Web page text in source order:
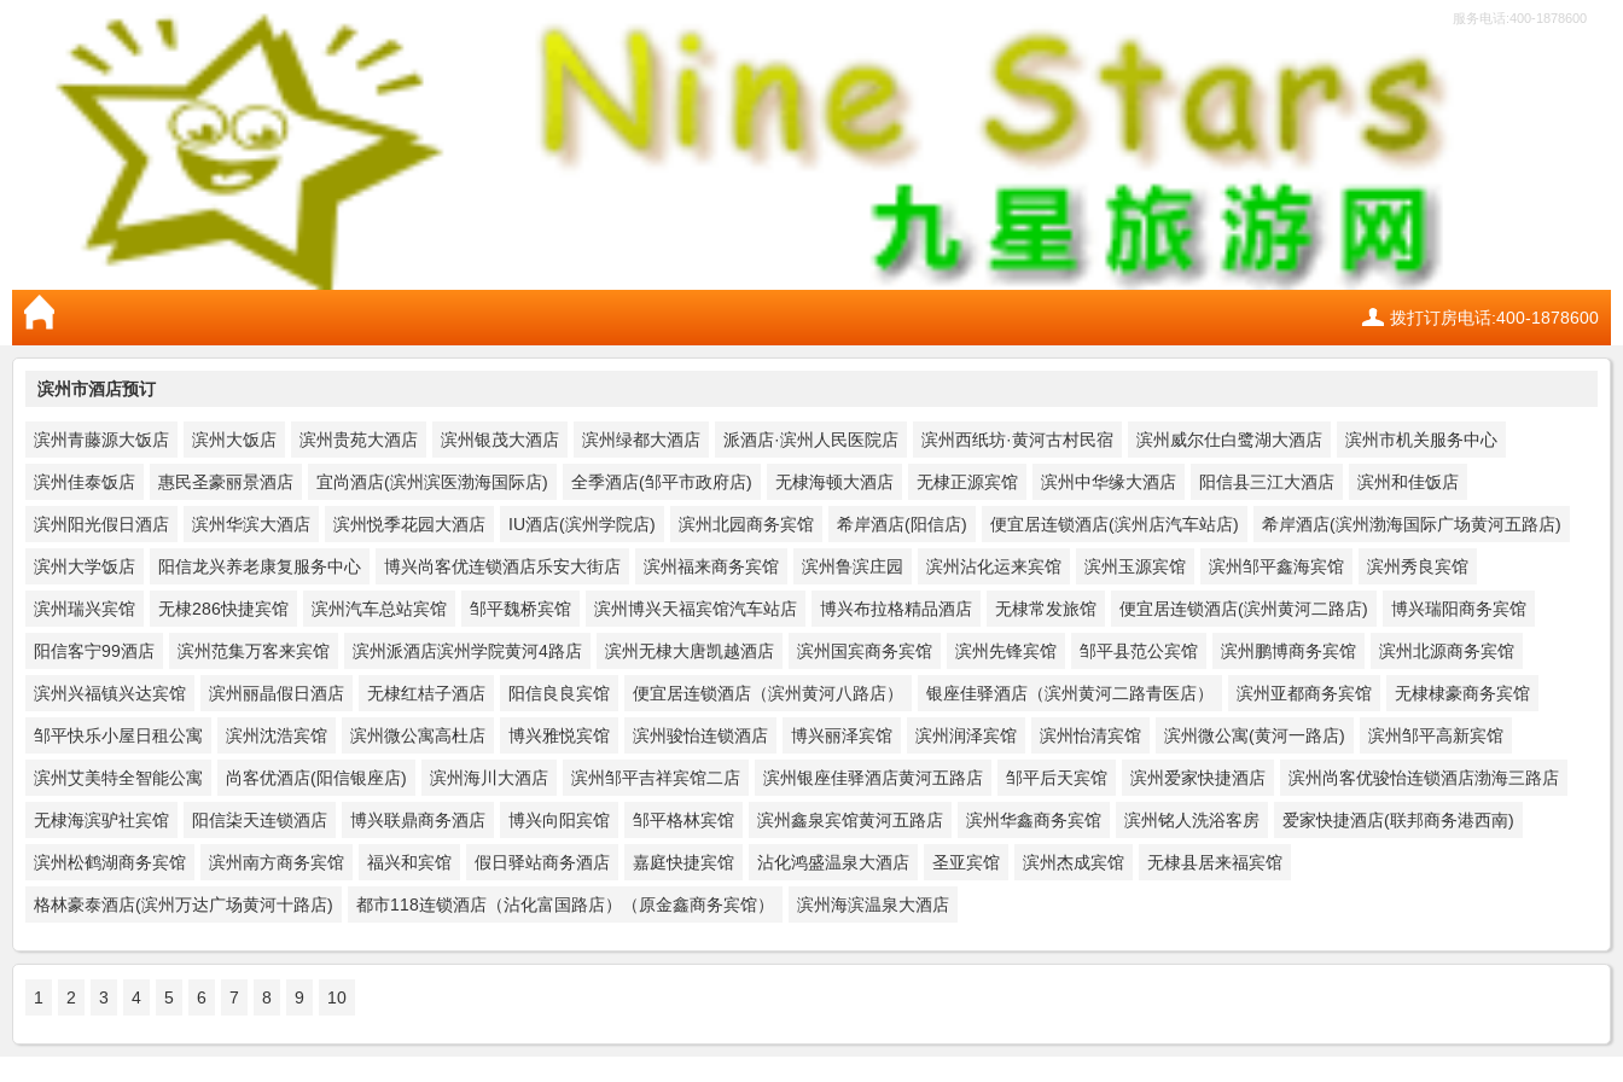
服务电话:400-1878600
拨打订房电话:400-1878600
滨州市酒店预订
滨州青藤源大饭店 滨州大饭店 滨州贵苑大酒店 滨州银茂大酒店 滨州绿都大酒店 派酒店·滨州人民医院店 滨州西纸坊·黄河古村民宿 滨州威尔仕白鹭湖大酒店 滨州市机关服务中心
滨州佳泰饭店 惠民圣豪丽景酒店 宜尚酒店(滨州滨医渤海国际店) 全季酒店(邹平市政府店) 无棣海顿大酒店 无棣正源宾馆 滨州中华缘大酒店 阳信县三江大酒店 滨州和佳饭店
滨州阳光假日酒店 滨州华滨大酒店 滨州悦季花园大酒店 IU酒店(滨州学院店) 滨州北园商务宾馆 希岸酒店(阳信店) 便宜居连锁酒店(滨州店汽车站店) 希岸酒店(滨州渤海国际广场黄河五路店)
滨州大学饭店 阳信龙兴养老康复服务中心 博兴尚客优连锁酒店乐安大街店 滨州福来商务宾馆 滨州鲁滨庄园 滨州沾化运来宾馆 滨州玉源宾馆 滨州邹平鑫海宾馆 滨州秀良宾馆
滨州瑞兴宾馆 无棣286快捷宾馆 滨州汽车总站宾馆 邹平魏桥宾馆 滨州博兴天福宾馆汽车站店 博兴布拉格精品酒店 无棣常发旅馆 便宜居连锁酒店(滨州黄河二路店) 博兴瑞阳商务宾馆
阳信客宁99酒店 滨州范集万客来宾馆 滨州派酒店滨州学院黄河4路店 滨州无棣大唐凯越酒店 滨州国宾商务宾馆 滨州先锋宾馆 邹平县范公宾馆 滨州鹏博商务宾馆 滨州北源商务宾馆
滨州兴福镇兴达宾馆 滨州丽晶假日酒店 无棣红桔子酒店 阳信良良宾馆 便宜居连锁酒店（滨州黄河八路店） 银座佳驿酒店（滨州黄河二路青医店） 滨州亚都商务宾馆 无棣棣豪商务宾馆
邹平快乐小屋日租公寓 滨州沈浩宾馆 滨州微公寓高杜店 博兴雅悦宾馆 滨州骏怡连锁酒店 博兴丽泽宾馆 滨州润泽宾馆 滨州怡清宾馆 滨州微公寓(黄河一路店) 滨州邹平高新宾馆
滨州艾美特全智能公寓 尚客优酒店(阳信银座店) 滨州海川大酒店 滨州邹平吉祥宾馆二店 滨州银座佳驿酒店黄河五路店 邹平后天宾馆 滨州爱家快捷酒店 滨州尚客优骏怡连锁酒店渤海三路店
无棣海滨驴社宾馆 阳信柒天连锁酒店 博兴联鼎商务酒店 博兴向阳宾馆 邹平格林宾馆 滨州鑫泉宾馆黄河五路店 滨州华鑫商务宾馆 滨州铭人洗浴客房 爱家快捷酒店(联邦商务港西南)
滨州松鹤湖商务宾馆 滨州南方商务宾馆 福兴和宾馆 假日驿站商务酒店 嘉庭快捷宾馆 沾化鸿盛温泉大酒店 圣亚宾馆 滨州杰成宾馆 无棣县居来福宾馆
格林豪泰酒店(滨州万达广场黄河十路店) 都市118连锁酒店（沾化富国路店）（原金鑫商务宾馆） 滨州海滨温泉大酒店
1 2 3 4 5 6 7 8 9 10